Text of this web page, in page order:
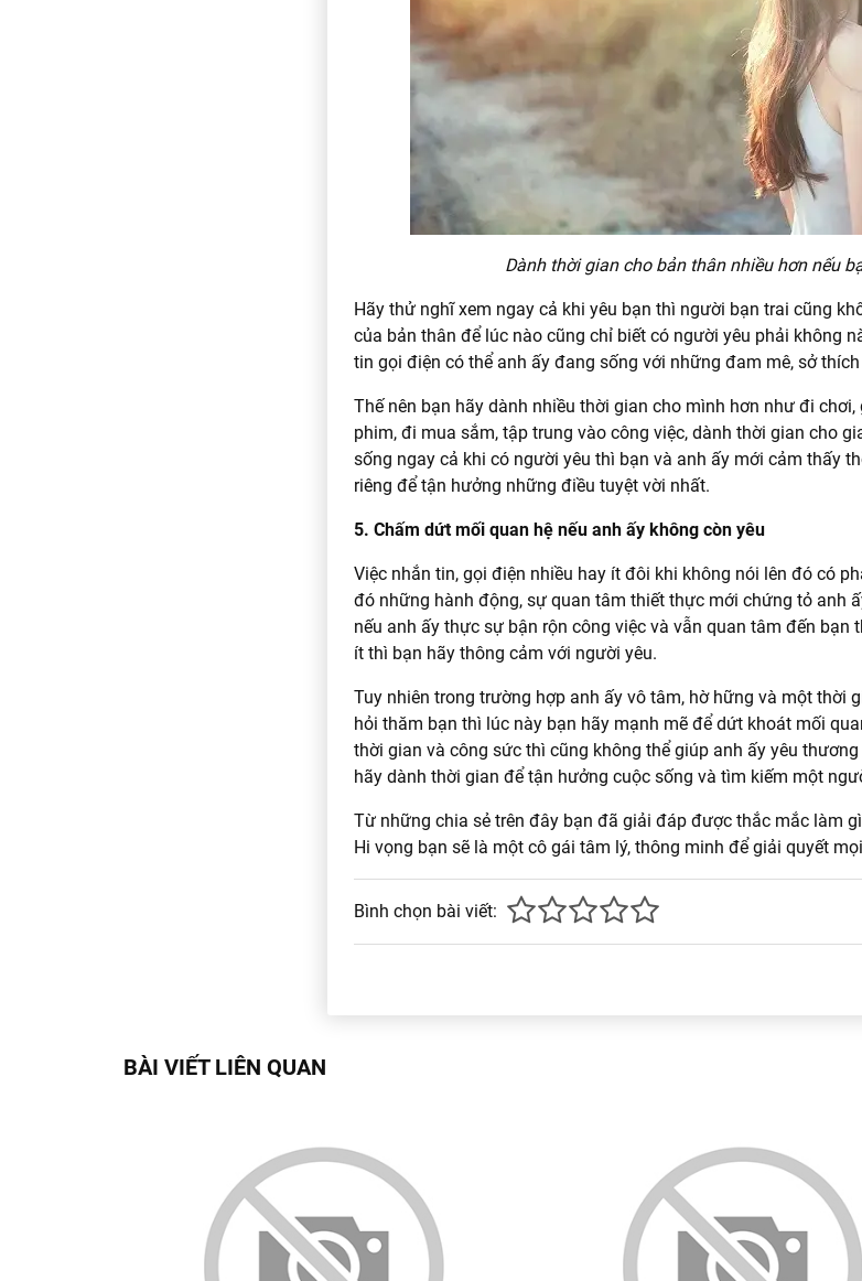
Dành thời gian cho bản thân nhiều hơn nếu
Hãy thử nghĩ xem ngay cả khi yêu bạn thì người bạn trai cũng
của bản thân để lúc nào cũng chỉ biết có người yêu phải không
tin gọi điện có thể anh ấy đang sống với những đam mê, sở
Thế nên bạn hãy dành nhiều thời gian cho mình hơn như đi chơi,
phim, đi mua sắm, tập trung vào công việc, dành thời gian cho
sống ngay cả khi có người yêu thì bạn và anh ấy mới cảm thấy
riêng để tận hưởng những điều tuyệt vời nhất.
5. Chấm dứt mối quan hệ nếu anh ấy không còn yêu
Việc nhắn tin, gọi điện nhiều hay ít đôi khi không nói lên đó có
đó những hành động, sự quan tâm thiết thực mới chứng tỏ anh
nếu anh ấy thực sự bận rộn công việc và vẫn quan tâm đến bạn
ít thì bạn hãy thông cảm với người yêu.
Tuy nhiên trong trường hợp anh ấy vô tâm, hờ hững và một thời
hỏi thăm bạn thì lúc này bạn hãy mạnh mẽ để dứt khoát mối
thời gian và công sức thì cũng không thể giúp anh ấy yêu
hãy dành thời gian để tận hưởng cuộc sống và tìm kiếm một
Từ những chia sẻ trên đây bạn đã giải đáp được thắc mắc làm
Hi vọng bạn sẽ là một cô gái tâm lý, thông minh để giải quyết
Bình chọn bài viết:
BÀI VIẾT LIÊN QUAN